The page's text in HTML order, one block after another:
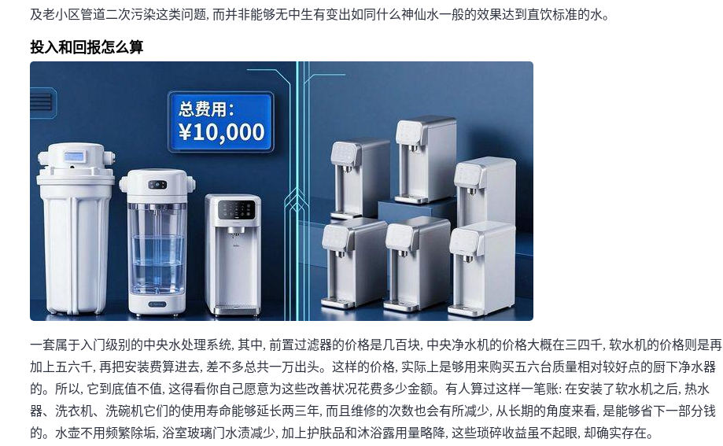
及老小区管道二次污染这类问题, 而并非能够无中生有变出如同什么神仙水一般的效果达到直饮标准的水。
投入和回报怎么算
一套属于入门级别的中央水处理系统, 其中, 前置过滤器的价格是几百块, 中央净水机的价格大概在三四千, 软水机的价格则是再
加上五六千, 再把安装费算进去, 差不多总共一万出头。这样的价格, 实际上是够用来购买五六台质量相对较好点的厨下净水器
的。所以, 它到底值不值, 这得看你自己愿意为这些改善状况花费多少金额。有人算过这样一笔账: 在安装了软水机之后, 热水
器、洗衣机、洗碗机它们的使用寿命能够延长两三年, 而且维修的次数也会有所减少, 从长期的角度来看, 是能够省下一部分钱
的。水壶不用频繁除垢, 浴室玻璃门水渍减少, 加上护肤品和沐浴露用量略降, 这些琐碎收益虽不起眼, 却确实存在。